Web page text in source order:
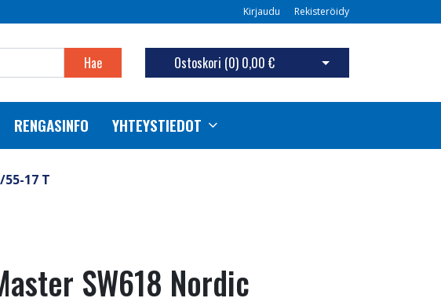
Kirjaudu Rekisteröidy
Hae Ostoskori (0) 0,00 € Avaa ostoskori
RENGASINFO YHTEYSTIEDOT
17 T
SW618 Nordic